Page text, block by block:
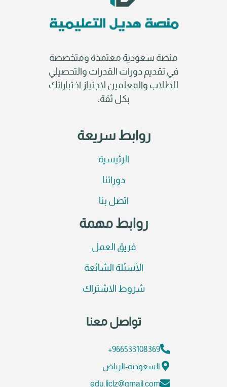
منصة سعودية معتمدة ومتخصصة
في تقديم دورات القدرات والتحصيلي
للطلاب والمعلمين لاجتياز اختباراتك
بكل ثقة.
روابط سريعة
الرئيسية
دوراتنا
اتصل بنا
روابط مهمة
فريق العمل
الأسئلة الشائعة
شروط الاشتراك
تواصل معنا
966533108369+
السعودية-الرياض
edu.liclz@gmail.com